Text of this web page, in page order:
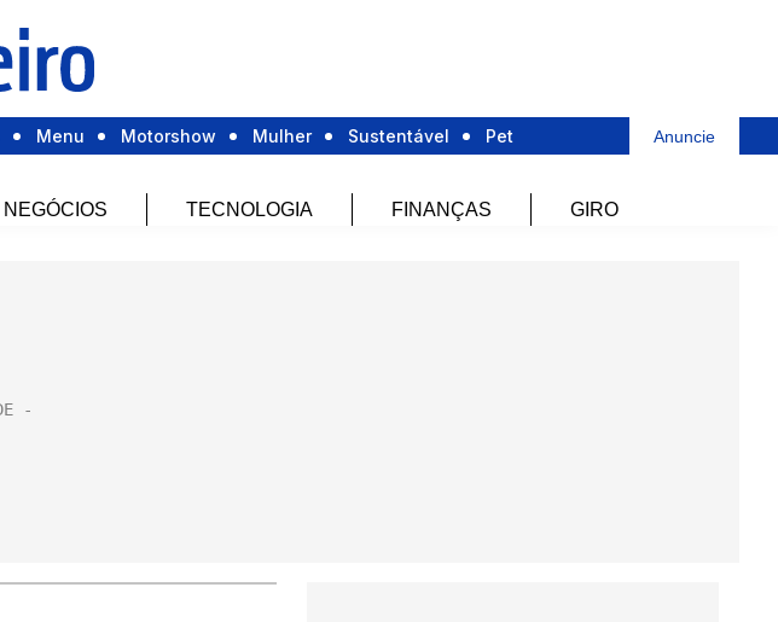
Menu Motorshow Mulher Sustentável Pet Anuncie
NEGÓCIOS TECNOLOGIA FINANÇAS GIRO